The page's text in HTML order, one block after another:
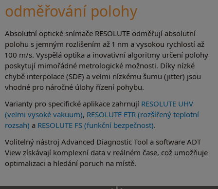
odměřování polohy
Absolutní optické snímače RESOLUTE odměřují absolutní
polohu s jemným rozlišením až 1 nm a vysokou rychlostí až
100 m/s. Vyspělá optika a inovativní algoritmy určení polohy
poskytují mimořádné metrologické možnosti. Díky nízké
chybě interpolace (SDE) a velmi nízkému šumu (jitter) jsou
vhodné pro náročné úlohy řízení pohybu.
Varianty pro specifické aplikace zahrnují RESOLUTE UHV
(velmi vysoké vakuum), RESOLUTE ETR (rozšířený teplotní
rozsah) a RESOLUTE FS (funkční bezpečnost).
Volitelný nástroj Advanced Diagnostic Tool a software ADT
View získávají komplexní data v reálném čase, což umožňuje
optimalizaci a hledání poruch na místě.